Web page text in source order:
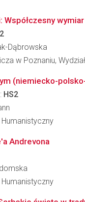
Współczesny
Dąbrowska
w Poznaniu,
(niemiecko-
HS2
Humanistyczny
Andrevona
Humanistyczny